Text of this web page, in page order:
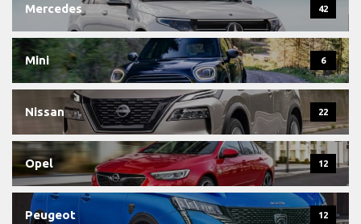
Mercedes 42
Mini 6
Nissan 22
Opel 12
Peugeot 12